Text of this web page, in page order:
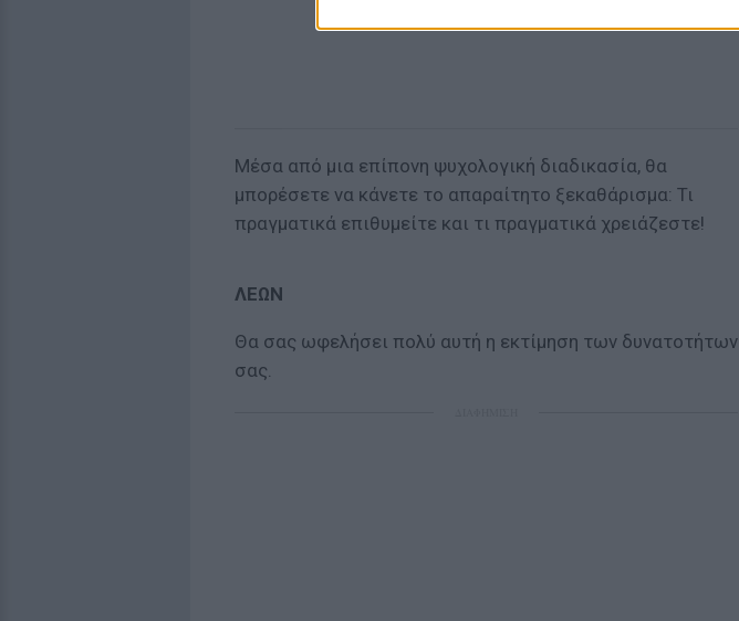
Μέσα από μια επίπονη ψυχολογική διαδικασία, θα
μπορέσετε να κάνετε το απαραίτητο ξεκαθάρισμα: Τι
πραγματικά επιθυμείτε και τι πραγματικά χρειάζεστε!
ΛΕΩΝ
Θα σας ωφελήσει πολύ αυτή η εκτίμηση των δυνατοτήτων
σας.